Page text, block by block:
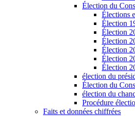
Élection du
Élections
Élection
Élection
Élection
Élection
Élection
Élection
élection du
Élection du
élection du
Procédure
Faits et données chiffrées